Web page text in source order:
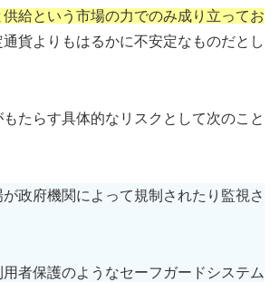
給という市場の力でのみ成り立ってお
通貨よりもはるかに不安定なものだとし
たらす具体的なリスクとして次のこと
政府機関によって規制されたり監視さ
者保護のようなセーフガードシステム